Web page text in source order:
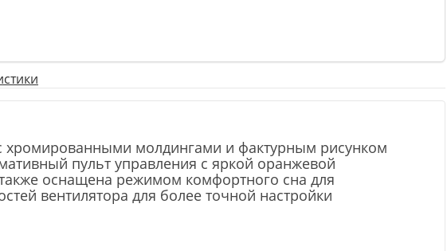
хромированными молдингами и фактурным рисунком
пульт управления с яркой оранжевой
оснащена режимом комфортного сна для
вентилятора для более точной настройки